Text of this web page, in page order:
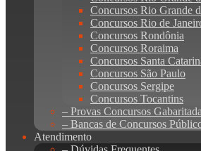
Concursos Rio Grande
Concursos Rio de
Concursos Rondônia
Concursos Roraima
Concursos Santa
Concursos São Paulo
Concursos Sergipe
Concursos Tocantins
– Provas Concursos
– Bancas de Concursos
Atendimento